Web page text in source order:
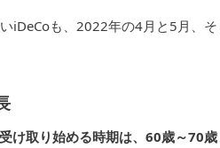
iDeCoも、2022年の4月と5月、
け取り始める時期は、60歳～70